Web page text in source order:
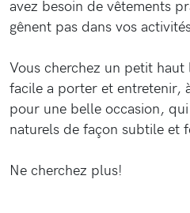
avez besoin de vêtements
gênent pas dans vos
Vous cherchez un petit
facile a porter et entretenir,
pour une belle occasion,
naturels de façon subtile et
Ne cherchez plus!